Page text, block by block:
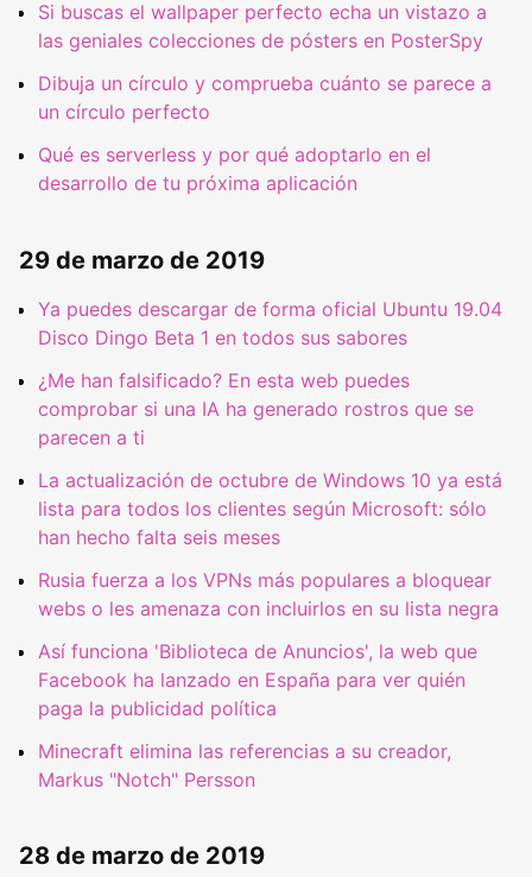
Si buscas el wallpaper perfecto echa un vistazo a
las geniales colecciones de pósters en PosterSpy
Dibuja un círculo y comprueba cuánto se parece a
un círculo perfecto
Qué es serverless y por qué adoptarlo en el
desarrollo de tu próxima aplicación
29 de marzo de 2019
Ya puedes descargar de forma oficial Ubuntu 19.04
Disco Dingo Beta 1 en todos sus sabores
¿Me han falsificado? En esta web puedes
comprobar si una IA ha generado rostros que se
parecen a ti
La actualización de octubre de Windows 10 ya está
lista para todos los clientes según Microsoft: sólo
han hecho falta seis meses
Rusia fuerza a los VPNs más populares a bloquear
webs o les amenaza con incluirlos en su lista negra
Así funciona 'Biblioteca de Anuncios', la web que
Facebook ha lanzado en España para ver quién
paga la publicidad política
Minecraft elimina las referencias a su creador,
Markus "Notch" Persson
28 de marzo de 2019